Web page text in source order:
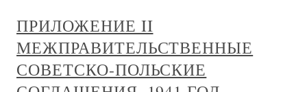
ПРИЛОЖЕНИЕ II
МЕЖПРАВИТЕЛЬСТВЕННЫЕ
СОВЕТСКО-ПОЛЬСКИЕ